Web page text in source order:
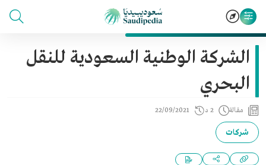
الشركة الوطنية السعودية للنقل
البحري
مقالة 2 د 22/09/2021
شركات